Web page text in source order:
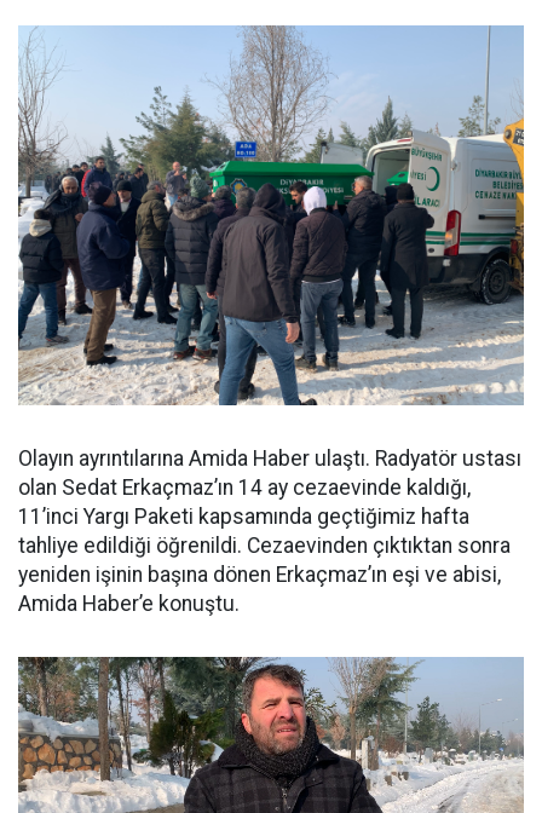
Olayın ayrıntılarına Amida Haber ulaştı. Radyatör ustası
olan Sedat Erkaçmaz’ın 14 ay cezaevinde kaldığı,
11’inci Yargı Paketi kapsamında geçtiğimiz hafta
tahliye edildiği öğrenildi. Cezaevinden çıktıktan sonra
yeniden işinin başına dönen Erkaçmaz’ın eşi ve abisi,
Amida Haber’e konuştu.